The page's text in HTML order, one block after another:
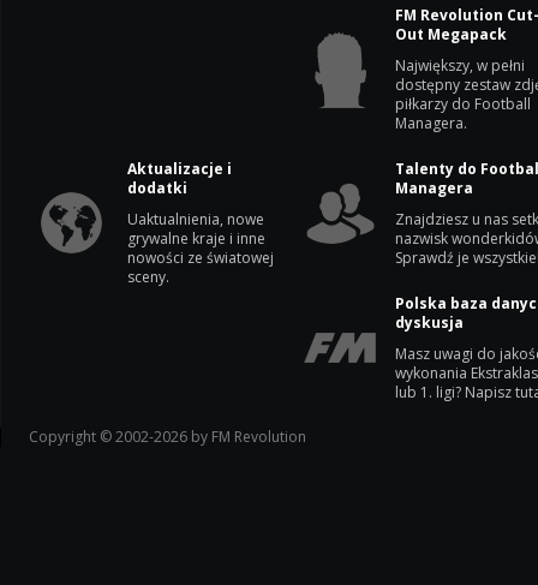
FM Revolution
Out Megapack
Największy, w pełni
dostępny zestaw
piłkarzy do Football
Managera.
Aktualizacje i
dodatki
Uaktualnienia, nowe
grywalne kraje i inne
nowości ze światowej
sceny.
Talenty do
Managera
Znajdziesz u nas
nazwisk
Sprawdź je
Polska baza
dyskusja
Masz uwagi do
wykonania
lub 1. ligi? Napisz
Copyright © 2002-2026 by FM Revolution